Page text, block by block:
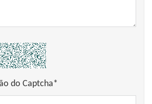
do Captcha*